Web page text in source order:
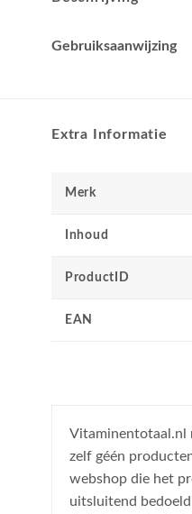
Gebruiksaanwijzing
Extra Informatie
Merk
Inhoud
ProductID
EAN
Vitaminentotaal.nl
zelf géén
webshop die het
uitsluitend